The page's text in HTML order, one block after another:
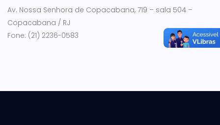
Av. Nossa Senhora de Copacabana, 719 – sala 504 –
Copacabana / RJ
Fone: (21) 2236-0583